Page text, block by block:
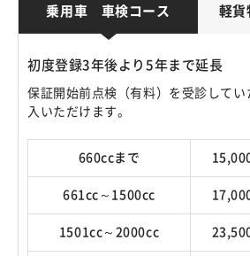
乗用車 車検コース 軽
初度登録3年後より5年まで延長
保証開始前点検（有料）を受診してい
入いただけます。
660ccまで
661cc～1500cc
1501cc～2000cc